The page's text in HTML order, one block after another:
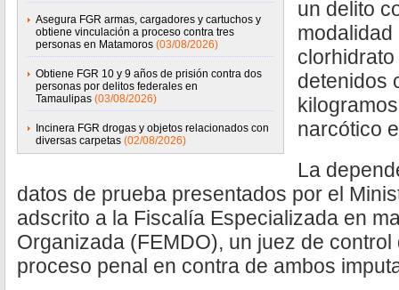
Asegura FGR armas, cargadores y cartuchos y
obtiene vinculación a proceso contra tres
personas en Matamoros (03/08/2026)
Obtiene FGR 10 y 9 años de prisión contra dos
personas por delitos federales en
Tamaulipas (03/08/2026)
Incinera FGR drogas y objetos relacionados con
diversas carpetas (02/08/2026)
un delito
detenidos
narcótico
La
datos de prueba presentados por el
adscrito a la Fiscalía Especializada en
Organizada (FEMDO), un juez de
proceso penal en contra de ambos